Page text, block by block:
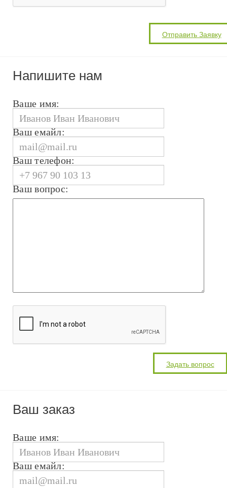
Напишите нам
Ваше имя:
Ваш емайл:
Ваш телефон:
Ваш вопрос:
Ваш заказ
Ваше имя:
Ваш емайл: